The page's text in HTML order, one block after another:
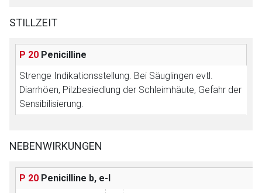
STILLZEIT
P 20 Penicilline
Strenge Indikationsstellung. Bei Säuglingen evtl.
Diarrhöen, Pilzbesiedlung der Schleimhäute, Gefahr der
Sensibilisierung.
NEBENWIRKUNGEN
P 20 Penicilline b, e-l